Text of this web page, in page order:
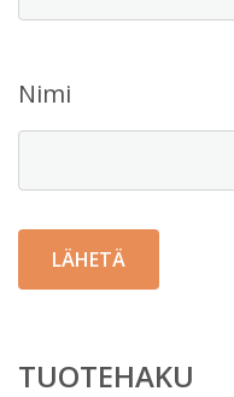
Nimi
TUOTEHAKU